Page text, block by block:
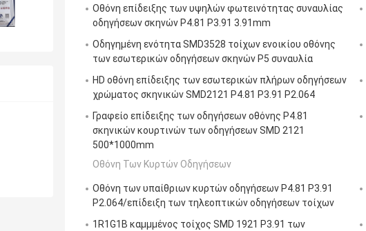
Οθόνη επίδειξης των υψηλών φωτεινότητας συναυλίας
οδηγήσεων σκηνών P4.81 P3.91 3.91mm
Οδηγημένη ενότητα SMD3528 τοίχων ενοικίου οθόνης
των εσωτερικών οδηγήσεων σκηνών P5 συναυλία
HD οθόνη επίδειξης των εσωτερικών πλήρων οδηγήσεων
χρώματος σκηνικών SMD2121 P4.81 P3.91 P2.064
Γραφείο επίδειξης των οδηγήσεων οθόνης P4.81
σκηνικών κουρτινών των οδηγήσεων SMD 2121
500*1000mm
Οθόνη Των Κυρτών Οδηγήσεων
Οθόνη των υπαίθριων κυρτών οδηγήσεων P4.81 P3.91
P2.064/επίδειξη των τηλεοπτικών οδηγήσεων τοίχων
1R1G1B καμμμένος τοίχος SMD 1921 P3.91 των